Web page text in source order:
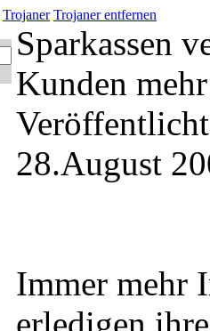
Trojaner Trojaner entfernen
Sparkassen
Kunden
28.August
Immer mehr